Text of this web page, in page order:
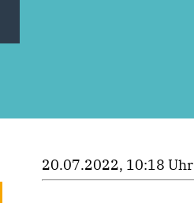
20.07.2022, 10:18 Uhr